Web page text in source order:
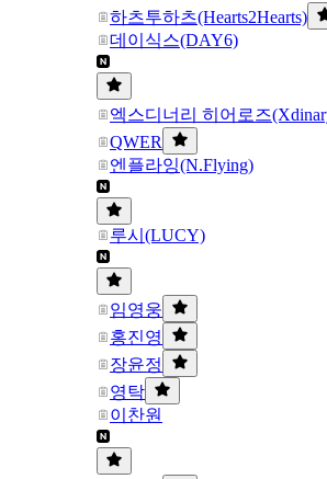
하츠투하츠(Hearts2Hearts)
데이식스(DAY6)
엑스디너리 히어로즈
QWER
엔플라잉(N.Flying)
루시(LUCY)
임영웅
홍진영
장윤정
영탁
이찬원